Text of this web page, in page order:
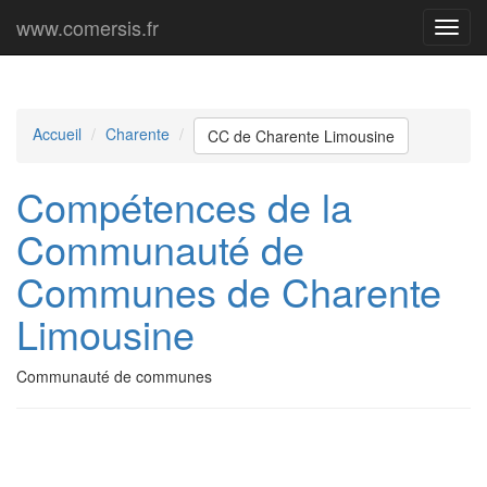
Menu
www.comersis.fr
Accueil Charente CC de Charente Limousine
Compétences de la
Communauté de
Communes de Charente
Limousine
Communauté de communes